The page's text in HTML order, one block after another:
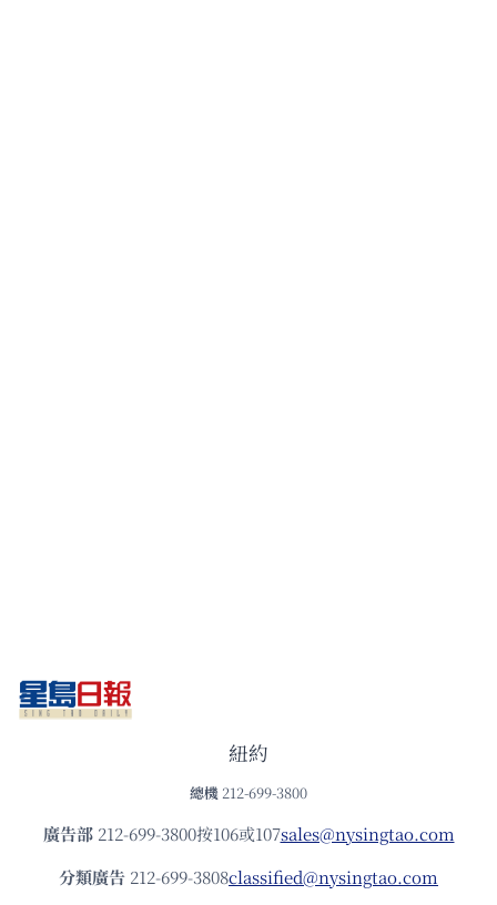
紐約
總機 212-699-3800
廣告部212-699-3800按106或107sales@nysingtao.com
分類廣告 212-699-3808classified@nysingtao.com